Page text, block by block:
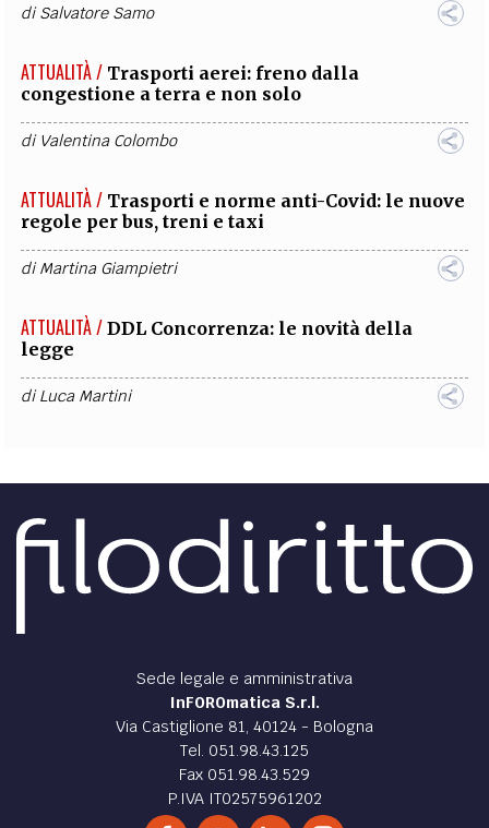
diSalvatore Samo
ATTUALITÀ / Trasporti aerei: freno dalla
congestione a terra e non solo
di Valentina Colombo
ATTUALITÀ / Trasporti e norme anti-Covid: le nuove
regole per bus, treni e taxi
diMartina Giampietri
ATTUALITÀ / DDL Concorrenza: le novità della
legge
diLuca Martini
Sede legale e amministrativa
InFOROmatica S.r.l.
Via Castiglione 81, 40124 - Bologna
Tel. 051.98.43.125
Fax 051.98.43.529
P.IVA IT02575961202